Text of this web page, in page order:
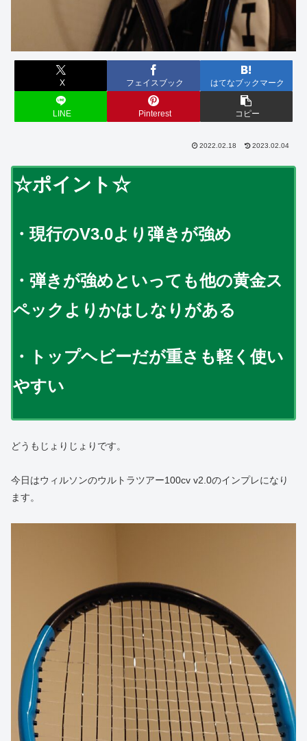
X フェイスブック はてなブックマーク
LINE Pinterest コピー
2022.02.18 2023.02.04
☆ポイント☆
・現行のV3.0より弾きが強め
・弾きが強めといっても他の黄金ス
ペックよりかはしなりがある
・トップヘビーだが重さも軽く使い
やすい
どうもじょりじょりです。
今日はウィルソンのウルトラツアー100cv v2.0のインプレになり
ます。